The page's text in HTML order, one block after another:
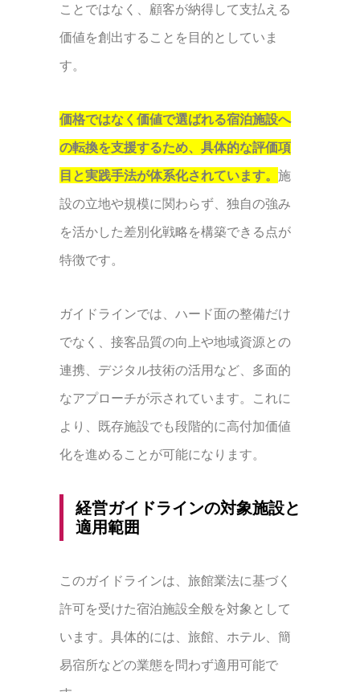
ことではなく、顧客が納得して支払える
価値を創出することを目的としていま
す。
価格ではなく価値で選ばれる宿泊施設へ
の転換を支援するため、具体的な評価項
目と実践手法が体系化されています。 施
設の立地や規模に関わらず、独自の強み
を活かした差別化戦略を構築できる点が
特徴です。
ガイドラインでは、ハード面の整備だけ
でなく、接客品質の向上や地域資源との
連携、デジタル技術の活用など、多面的
なアプローチが示されています。これに
より、既存施設でも段階的に高付加価値
化を進めることが可能になります。
経営ガイドラインの対象施設と
適用範囲
このガイドラインは、旅館業法に基づく
許可を受けた宿泊施設全般を対象として
います。具体的には、旅館、ホテル、簡
易宿所などの業態を問わず適用可能で